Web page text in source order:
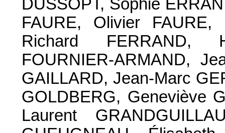
DUSSOPT, Sophie
FAURE, Olivier
Richard FERRAND,
FOURNIER-ARMAND,
GAILLARD, Jean-Marc
GOLDBERG, Geneviève
Laurent